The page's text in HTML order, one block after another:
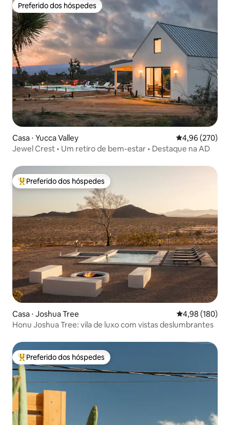
Preferido dos hóspedes
Preferido dos hóspedes
Casa ⋅ Yucca Valley 4,96 de uma
4,96 (270)
Jewel Crest • Um retiro de bem-estar • Destaque na AD
Entre os melhores preferidos dos hóspedes
Preferido dos hóspedes
Casa ⋅ Joshua Tree 4,98 de uma
4,98 (180)
Honu Joshua Tree: vila de luxo com vistas deslumbrantes
Entre os melhores preferidos dos hóspedes
Preferido dos hóspedes